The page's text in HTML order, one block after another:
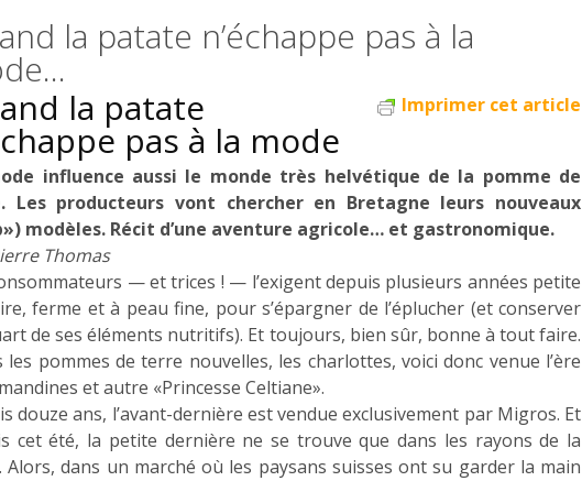
la patate n’échappe pas à la
Imprimer cet article
la patate
pas à la mode
influence aussi le monde très helvétique de la pomme de
Les producteurs vont chercher en Bretagne leurs nouveaux
modèles. Récit d’une aventure agricole… et gastronomique.
Thomas
— et trices ! — l’exigent depuis plusieurs années petite
ferme et à peau fine, pour s’épargner de l’éplucher (et conserver
de ses éléments nutritifs). Et toujours, bien sûr, bonne à tout faire.
les pommes de terre nouvelles, les charlottes, voici donc venue l’ère
et autre «Princesse Celtiane».
douze ans, l’avant-dernière est vendue exclusivement par Migros. Et
cet été, la petite dernière ne se trouve que dans les rayons de la
Alors, dans un marché où les paysans suisses ont su garder la main